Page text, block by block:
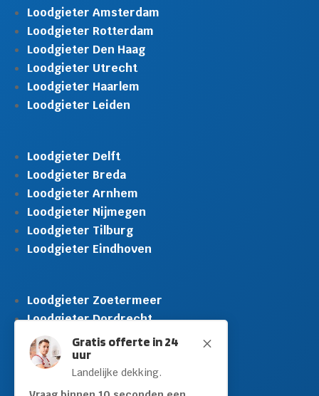
M
Gratis offerte in 24
uur
Landelijke dekking.
Loodgieter Amsterdam
Loodgieter Rotterdam
Loodgieter Den Haag
Loodgieter Utrecht
Loodgieter Haarlem
Loodgieter Leiden
Loodgieter Delft
Loodgieter Breda
Loodgieter Arnhem
Loodgieter Nijmegen
Loodgieter Tilburg
Loodgieter Eindhoven
Loodgieter Zoetermeer
Loodgieter Dordrecht
Loodgieter Rijswijk
Loodgieter Schiedam
Loodgieter Leidschendam
Loodgieter Hilversum